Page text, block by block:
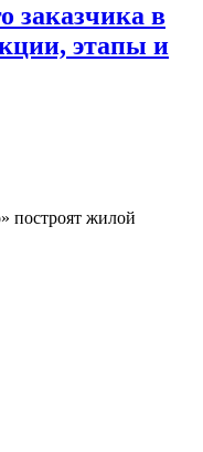
заказчика в
этапы и
построят жилой